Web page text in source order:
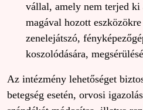
vállal, amely nem terjed ki
magával hozott
zenelejátszó,
koszolódására,
Az intézmény lehetőséget
betegség esetén, orvosi